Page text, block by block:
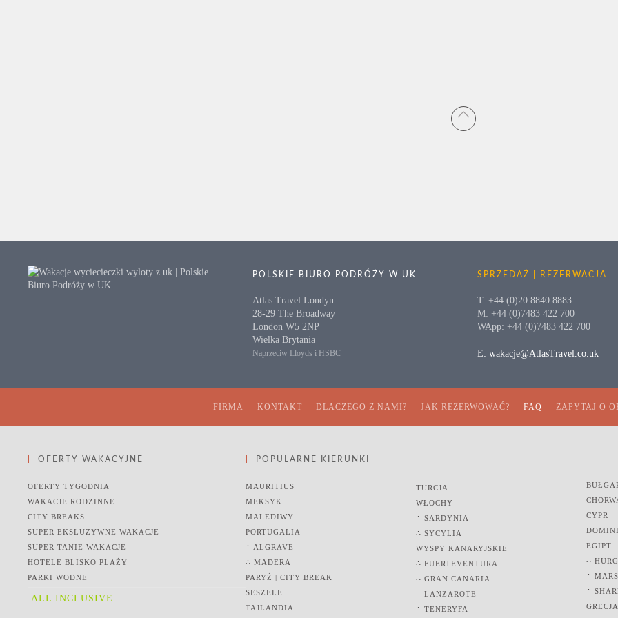
POLSKIE BIURO PODRÓŻY W UK
Atlas Travel Londyn
28-29 The Broadway
London W5 2NP
Wielka Brytania
Naprzeciw Lloyds i HSBC
SPRZEDAŻ | REZERWACJA
T: +44 (0)20 8840 8883
M: +44 (0)7483 422 700
WApp: +44 (0)7483 422 700
E: wakacje@AtlasTravel.co.uk
FIRMA KONTAKT DLACZEGO Z NAMI? JAK REZERWOWAĆ? FAQ ZAPYTAJ O
OFERTY WAKACYJNE
OFERTY TYGODNIA
WAKACJE RODZINNE
CITY BREAKS
SUPER EKSLUZYWNE WAKACJE
SUPER TANIE WAKACJE
HOTELE BLISKO PLAŻY
PARKI WODNE
ALL INCLUSIVE
POPULARNE KIERUNKI
MAURITIUS
MEKSYK
MALEDIWY
PORTUGALIA
∴ ALGRAVE
∴ MADERA
PARYŻ | CITY BREAK
SESZELE
TAJLANDIA
TURCJA
WŁOCHY
∴ SARDYNIA
∴ SYCYLIA
WYSPY KANARYJSKIE
∴ FUERTEVENTURA
∴ GRAN CANARIA
∴ LANZAROTE
∴ TENERYFA
CYPR
EGIPT
∴
∴
∴
GRECJA